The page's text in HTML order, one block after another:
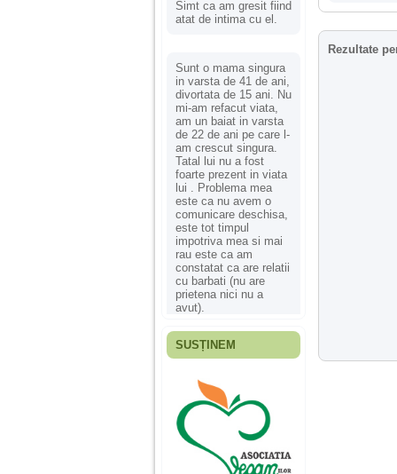
Simt ca am gresit fiind
atat de intima cu el.
Sunt o mama singura
in varsta de 41 de ani,
divortata de 15 ani. Nu
mi-am refacut viata,
am un baiat in varsta
de 22 de ani pe care l-
am crescut singura.
Tatal lui nu a fost
foarte prezent in viata
lui . Problema mea
este ca nu avem o
comunicare deschisa,
este tot timpul
impotriva mea si mai
rau este ca am
constatat ca are relatii
cu barbati (nu are
prietena nici nu a
avut).
Fiica mea s-a nascut
ani, privind in urma
realizez cat de multe
greseli am facut in
educatia si cresterea
ei, am fost o mama
egoista, preocupata
de implinirea
SUSȚINEM
Rezultate